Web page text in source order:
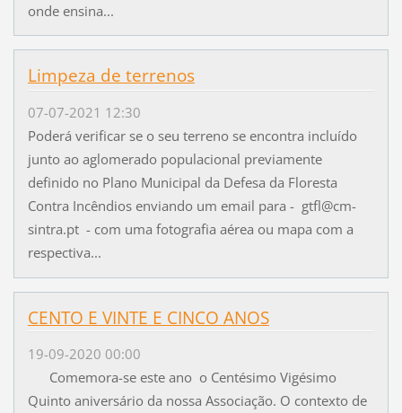
onde ensina...
Limpeza de terrenos
07-07-2021 12:30
Poderá verificar se o seu terreno se encontra incluído
junto ao aglomerado populacional previamente
definido no Plano Municipal da Defesa da Floresta
Contra Incêndios enviando um email para - gtfl@cm-
sintra.pt - com uma fotografia aérea ou mapa com a
respectiva...
CENTO E VINTE E CINCO ANOS
19-09-2020 00:00
Comemora-se este ano o Centésimo Vigésimo
Quinto aniversário da nossa Associação. O contexto de